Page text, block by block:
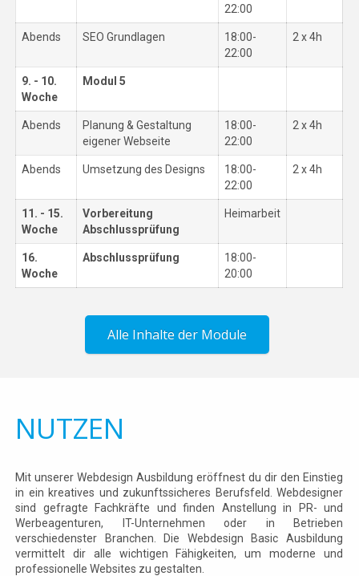
22:00
Abends SEO Grundlagen
18:00-
22:00
2 x 4h
9. - 10.
Woche
Modul 5
Abends
Planung & Gestaltung
eigener Webseite
18:00-
22:00
2 x 4h
Abends Umsetzung des Designs
18:00-
22:00
2 x 4h
11. - 15.
Woche
Vorbereitung
Abschlussprüfung
Heimarbeit
16.
Woche
Abschlussprüfung
18:00-
20:00
Alle Inhalte der Module
NUTZEN
Mit unserer Webdesign Ausbildung eröffnest du dir den Einstieg
in ein kreatives und zukunftssicheres Berufsfeld. Webdesigner
sind gefragte Fachkräfte und finden Anstellung in PR- und
Werbeagenturen, IT-Unternehmen oder in Betrieben
verschiedenster Branchen. Die Webdesign Basic Ausbildung
vermittelt dir alle wichtigen Fähigkeiten, um moderne und
professionelle Websites zu gestalten.